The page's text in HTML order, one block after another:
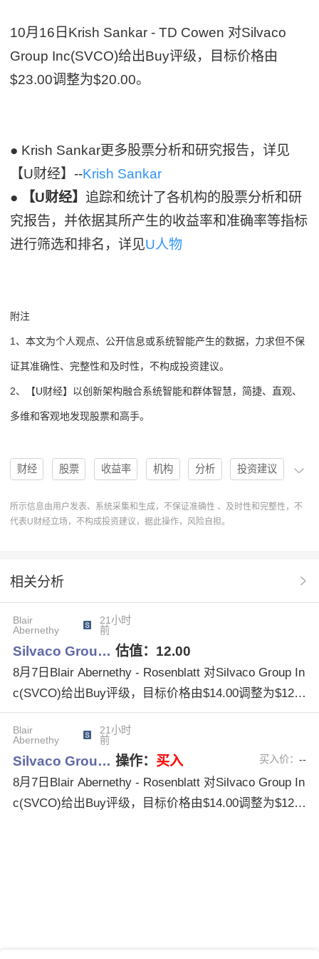
10月16日Krish Sankar - TD Cowen 对Silvaco
Group Inc(SVCO)给出Buy评级，目标价格由
$23.00调整为$20.00。
● Krish Sankar更多股票分析和研究报告，详见
【U财经】--Krish Sankar
●
【U财经】追踪和统计了各机构的股票分析和研
究报告，并依据其所产生的收益率和准确率等指标
进行筛选和排名，详见U人物
附注
1、本文为个人观点、公开信息或系统智能产生的数据，力求但不保
证其准确性、完整性和及时性，不构成投资建议。
2、【U财经】以创新架构融合系统智能和群体智慧，简捷、直观、
多维和客观地发现股票和高手。
财经 股票 收益率 机构 分析 投资建议
买入 高手 协作 操作 U人物 分析系统
股票收益
IncSVCO
所示信息由用户发表、系统采集和生成，不保证准确性 、及时性和完整性，不
代表U财经立场，不构成投资建议，据此操作，风险自担。
相关分析
Blair
Abernethy
21小时
前
Silvaco Grou… 估值： 12.00
8月7日Blair Abernethy - Rosenblatt 对Silvaco Group In
c(SVCO)给出Buy评级，目标价格由$14.00调整为$12.0
0。
Blair
Abernethy
21小时
前
Silvaco Grou… 操作： 买入 买入价：--
8月7日Blair Abernethy - Rosenblatt 对Silvaco Group In
c(SVCO)给出Buy评级，目标价格由$14.00调整为$12.0